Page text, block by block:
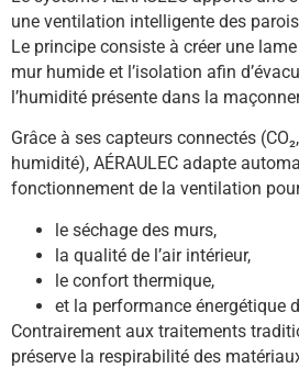
une ventilation intelligente des
Le principe consiste à créer une
mur humide et l’isolation afin
l’humidité présente dans la
Grâce à ses capteurs connectés
humidité), AÉRAULEC adapte
fonctionnement de la ventilation
le séchage des murs,
la qualité de l’air intérieur,
le confort thermique,
et la performance énergétique
Contrairement aux traitements
préserve la respirabilité des